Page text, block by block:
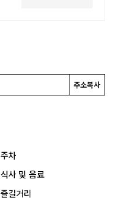
주소복사
주차
식사 및 음료
즐길거리